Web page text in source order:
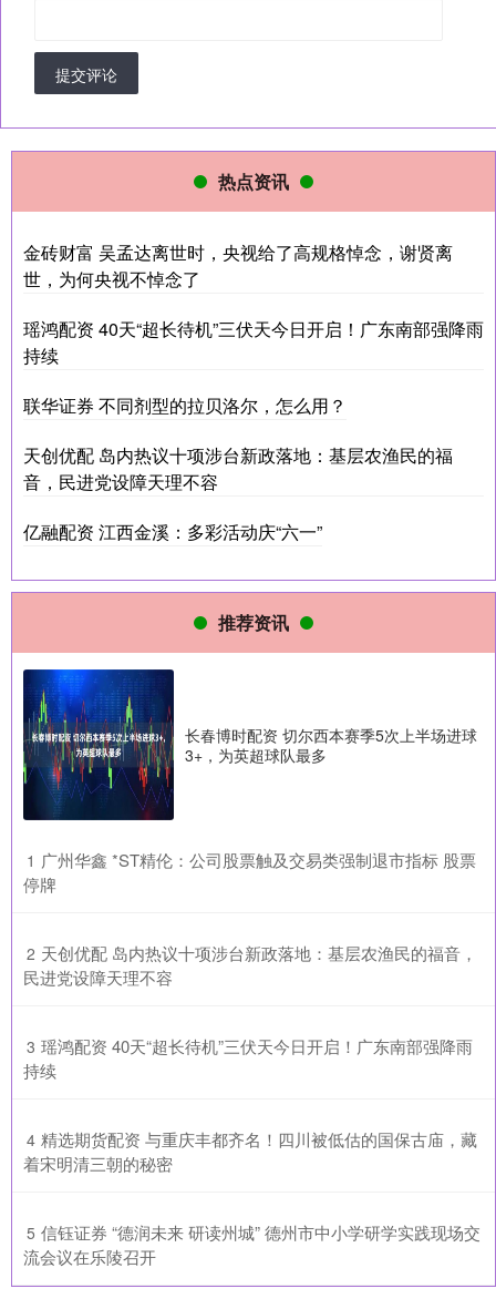
提交评论
热点资讯
金砖财富 吴孟达离世时，央视给了高规格悼念，谢贤离
世，为何央视不悼念了
瑶鸿配资 40天“超长待机”三伏天今日开启！广东南部强降雨
持续
联华证券 不同剂型的拉贝洛尔，怎么用？
天创优配 岛内热议十项涉台新政落地：基层农渔民的福
音，民进党设障天理不容
亿融配资 江西金溪：多彩活动庆“六一”
推荐资讯
长春博时配资 切尔西本赛季5次上半场进球
3+，为英超球队最多
1 ​广州华鑫 *ST精伦：公司股票触及交易类强制退市指标 股票
停牌
2 ​天创优配 岛内热议十项涉台新政落地：基层农渔民的福音，
民进党设障天理不容
3 ​瑶鸿配资 40天“超长待机”三伏天今日开启！广东南部强降雨
持续
4 ​精选期货配资 与重庆丰都齐名！四川被低估的国保古庙，藏
着宋明清三朝的秘密
5 ​信钰证券 “德润未来 研读州城” 德州市中小学研学实践现场交
流会议在乐陵召开